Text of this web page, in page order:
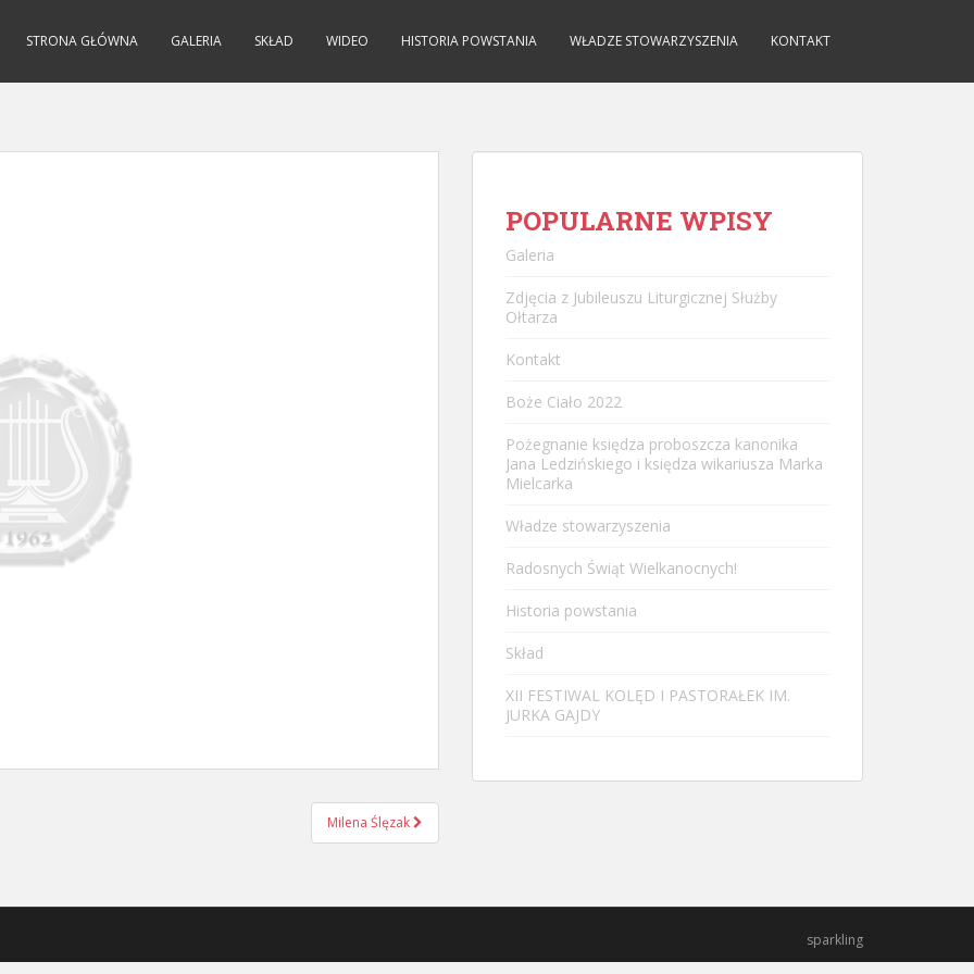
STRONA GŁÓWNA GALERIA SKŁAD WIDEO HISTORIA POWSTANIA WŁADZE STOWARZYSZENIA KONTAKT
Milena Ślęzak
POPULARNE WPISY
Galeria
Zdjęcia z Jubileuszu Liturgicznej Służby
Ołtarza
Kontakt
Boże Ciało 2022
Pożegnanie księdza proboszcza kanonika
Jana Ledzińskiego i księdza wikariusza Marka
Mielcarka
Władze stowarzyszenia
Radosnych Świąt Wielkanocnych!
Historia powstania
Skład
XII FESTIWAL KOLĘD I PASTORAŁEK IM.
JURKA GAJDY
sparkling